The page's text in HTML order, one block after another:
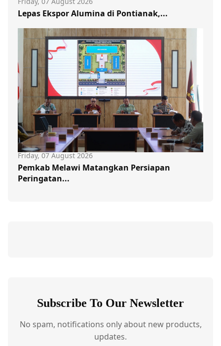
Lepas Ekspor Alumina di Pontianak,...
Friday, 07 August 2026
Pemkab Melawi Matangkan Persiapan
Peringatan...
Subscribe To Our Newsletter
No spam, notifications only about new products,
updates.